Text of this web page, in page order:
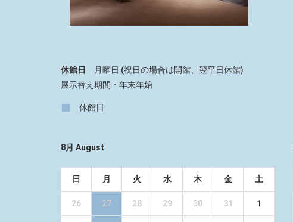
休館日
月曜日 (祝日の場合は開館、翌平日休館)
展示替え期間・年末年始
■ 休館日
8月 August
日 月 火 水 木 金 土
26 27 28 29 30 31 1